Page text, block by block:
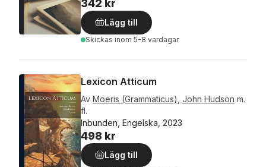
342 kr
Lägg till
Skickas inom 5-8 vardagar
Lexicon Atticum
Av Moeris (Grammaticus) John Hudson m.
fl.
Inbunden, Engelska, 2023
498 kr
Lägg till